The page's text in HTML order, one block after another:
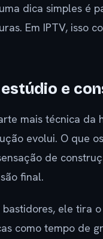
dica simples é
Em IPTV, isso
e
mais técnica
evolui. O que
de
final.
ele tira
como tempo de